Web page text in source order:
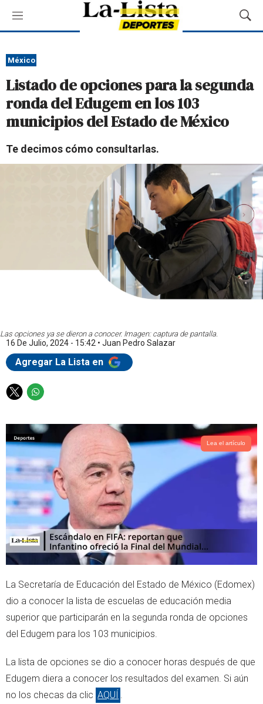
M
e
ú
M
o
a
r
e
d
México
Listado de opciones para la segunda
ronda del Edugem en los 103
municipios del Estado de México
Te decimos cómo consultarlas.
Las opciones ya se dieron a conocer. Imagen: captura de pantalla.
16 De Julio, 2024 - 15:42 • Juan Pedro Salazar
Agregar La Lista en
T
i
t
t
e
r
W
a
t
s
a
p
p
Lea el artículo
La Secretaría de Educación del Estado de México (Edomex)
dio a conocer la lista de escuelas de educación media
superior que participarán en la segunda ronda de opciones
del Edugem para los 103 municipios.
La lista de opciones se dio a conocer horas después de que
Edugem diera a conocer los resultados del examen. Si aún
no los checas da clic AQUÍ .